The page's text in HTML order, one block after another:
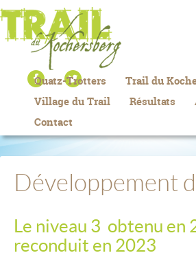
Quatz-Trotters
Trail du
Village du Trail
Résultats
Contact
Développement
Le niveau 3 obtenu en
reconduit en 2023